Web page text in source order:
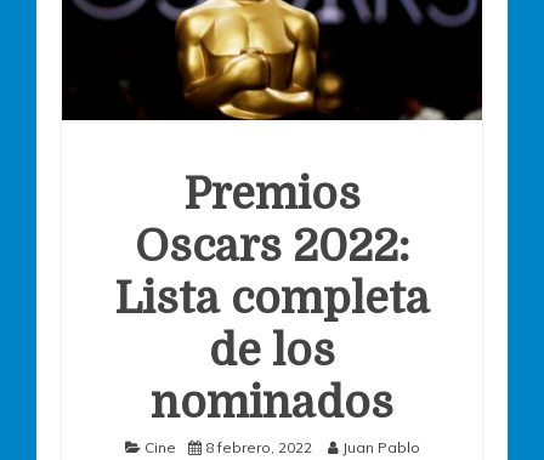
Premios
Oscars 2022:
Lista completa
de los
nominados
Cine 8 febrero, 2022
Juan Pablo